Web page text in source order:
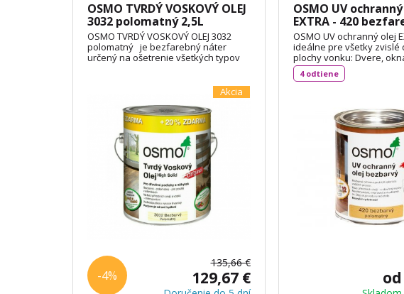
OSMO TVRDÝ VOSKOVÝ OLEJ
3032 polomatný 2,5L
OSMO TVRDÝ VOSKOVÝ OLEJ 3032
polomatný je bezfarebný náter
určený na ošetrenie všetkých typov
oderuodolný a vytvára na dotyk
príjemný povrch. Je vyrobený na báze
prírodných rastlinných olejov,
nepraská a neolupuje sa. Spotreba:
3L / 72m² TECHNICKÝ LIST
Akcia
135,66 €
-4% 129,67 €
OSMO UV
EXTRA - 420
polomatný 0,75L
OSMO UV ochranný olej
ideálne pre všetky zvislé
plochy vonku: Dvere,
(rozmerovo stále
prístrešky pre autá,
stavebné diely ).
/ m² TECHNICKÝ LIST
4 odtiene